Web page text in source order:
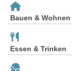
Bauen & Wohnen
Essen & Trinken